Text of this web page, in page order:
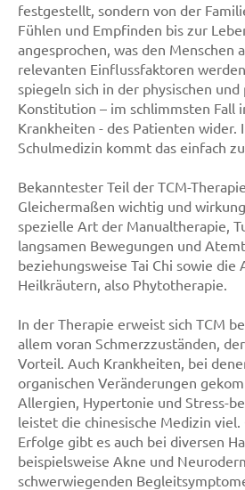
festgestellt, sondern von der
Fühlen und Empfinden bis zur
angesprochen, was den Menschen
relevanten Einflussfaktoren
spiegeln sich in der physischen und
Konstitution – im schlimmsten Fall
Krankheiten - des Patienten wider.
Schulmedizin kommt das einfach
Bekanntester Teil der TCM-
Gleichermaßen wichtig und
spezielle Art der Manualtherapie,
langsamen Bewegungen und
beziehungsweise Tai Chi sowie die
Heilkräutern, also Phytotherapie.
In der Therapie erweist sich TCM
allem voran Schmerzzuständen,
Vorteil. Auch Krankheiten, bei
organischen Veränderungen
Allergien, Hypertonie und Stress-
leistet die chinesische Medizin viel.
Erfolge gibt es auch bei diversen
beispielsweise Akne und
schwerwiegenden